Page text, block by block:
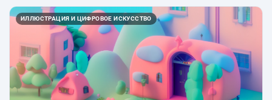
ИЛЛЮСТРАЦИЯ И ЦИФРОВОЕ ИСКУССТВО